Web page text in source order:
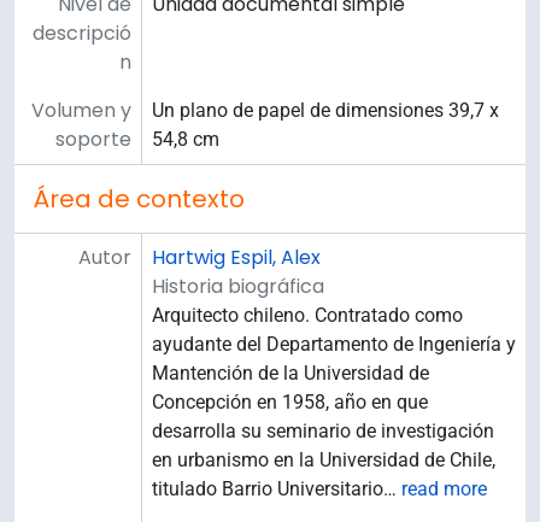
descripció
n
Volumen y
soporte
Un plano de papel de dimensiones 39,7 x
54,8 cm
Área de contexto
Autor
Hartwig Espil, Alex
Historia biográfica
Arquitecto chileno. Contratado como
ayudante del Departamento de Ingeniería y
Mantención de la Universidad de
Concepción en 1958, año en que
desarrolla su seminario de investigación
en urbanismo en la Universidad de Chile,
titulado Barrio Universitario… read more